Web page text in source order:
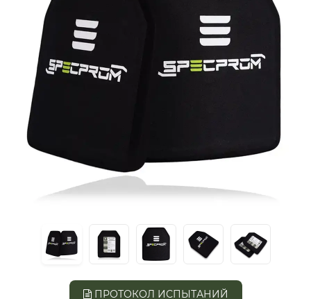
ПРОТОКОЛ ИСПЫТАНИЙ